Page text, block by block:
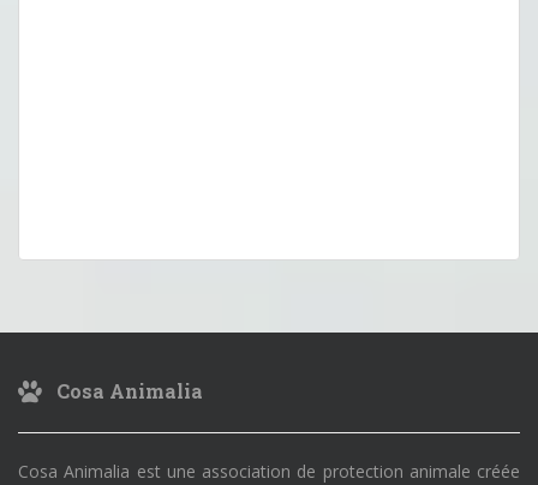
Cosa Animalia
Cosa Animalia est une association de protection animale créée